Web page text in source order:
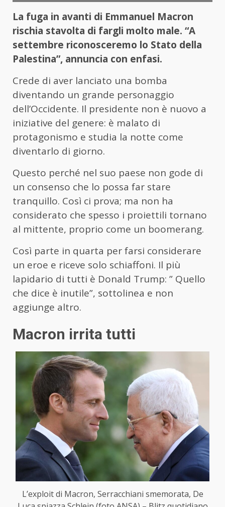
La fuga in avanti di Emmanuel Macron
rischia stavolta di fargli molto male. “A
settembre riconosceremo lo Stato della
Palestina”, annuncia con enfasi.
Crede di aver lanciato una bomba
diventando un grande personaggio
dell’Occidente. Il presidente non è nuovo a
iniziative del genere: è malato di
protagonismo e studia la notte come
diventarlo di giorno.
Questo perché nel suo paese non gode di
un consenso che lo possa far stare
tranquillo. Così ci prova; ma non ha
considerato che spesso i proiettili tornano
al mittente, proprio come un boomerang.
Così parte in quarta per farsi considerare
un eroe e riceve solo schiaffoni. Il più
lapidario di tutti è Donald Trump: ” Quello
che dice è inutile”, sottolinea e non
aggiunge altro.
Macron irrita tutti
L’exploit di Macron, Serracchiani smemorata, De